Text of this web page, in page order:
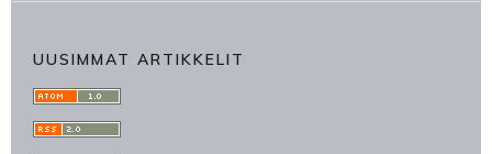
UUSIMMAT ARTIKKELIT